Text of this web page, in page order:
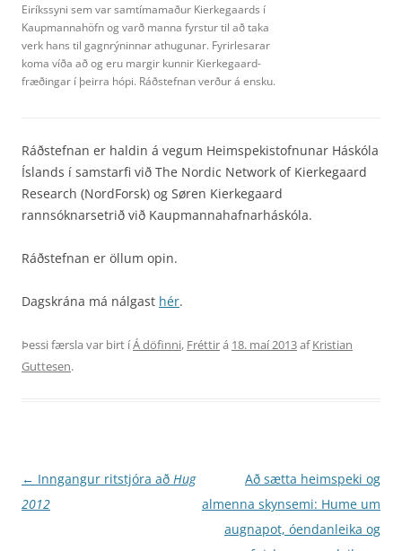
Eiríkssyni sem var samtímamaður Kierkegaards í
Kaupmannahöfn og varð manna fyrstur til að taka
verk hans til gagnrýninnar athugunar. Fyrirlesarar
koma víða að og eru margir kunnir Kierkegaard-
fræðingar í þeirra hópi. Ráðstefnan verður á ensku.
Ráðstefnan er haldin á vegum Heimspekistofnunar Háskóla
Íslands í samstarfi við The Nordic Network of Kierkegaard
Research (NordForsk) og Søren Kierkegaard
rannsóknarsetrið við Kaupmannahafnarháskóla.
Ráðstefnan er öllum opin.
Dagskrána má nálgast hér.
Þessi færsla var birt íÁ döfinni, Fréttirá 18. maí 2013afKristian
Guttesen.
Leiðarkerfi
færslna
← Inngangur ritstjóra að Hug
2012
Að sætta heimspeki og
almenna skynsemi: Hume um
augnapot, óendanleika og